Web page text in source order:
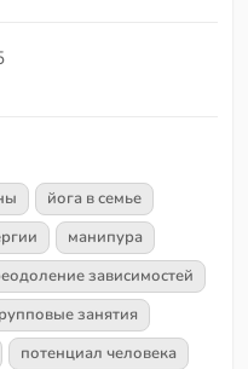
йога в семье
манипура
зависимостей
занятия
потенциал человека